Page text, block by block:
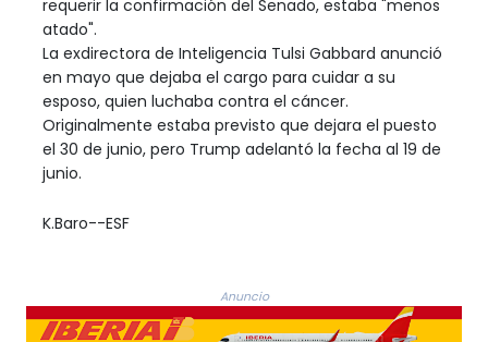
requerir la confirmación del Senado, estaba "menos
atado".
La exdirectora de Inteligencia Tulsi Gabbard anunció
en mayo que dejaba el cargo para cuidar a su
esposo, quien luchaba contra el cáncer.
Originalmente estaba previsto que dejara el puesto
el 30 de junio, pero Trump adelantó la fecha al 19 de
junio.
K.Baro--ESF
Anuncio